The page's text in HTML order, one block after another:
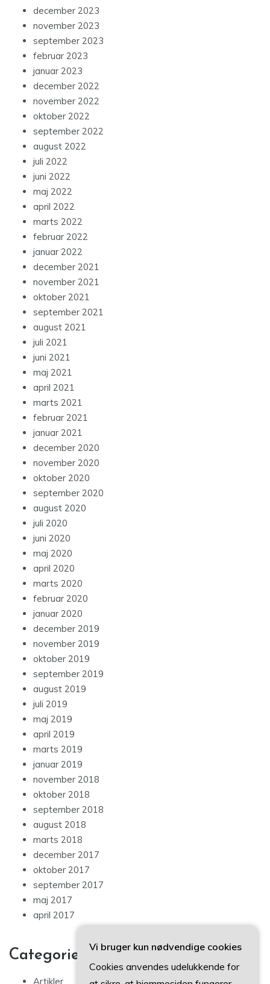
december 2023
november 2023
september 2023
februar 2023
januar 2023
december 2022
november 2022
oktober 2022
september 2022
august 2022
juli 2022
juni 2022
maj 2022
april 2022
marts 2022
februar 2022
januar 2022
december 2021
november 2021
oktober 2021
september 2021
august 2021
juli 2021
juni 2021
maj 2021
april 2021
marts 2021
februar 2021
januar 2021
december 2020
november 2020
oktober 2020
september 2020
august 2020
juli 2020
juni 2020
maj 2020
april 2020
marts 2020
februar 2020
januar 2020
december 2019
november 2019
oktober 2019
september 2019
august 2019
juli 2019
maj 2019
april 2019
marts 2019
januar 2019
november 2018
oktober 2018
september 2018
august 2018
marts 2018
december 2017
oktober 2017
september 2017
maj 2017
april 2017
Categories
Artikler
Vi bruger kun nødvendige cookies
Cookies anvendes udelukkende for